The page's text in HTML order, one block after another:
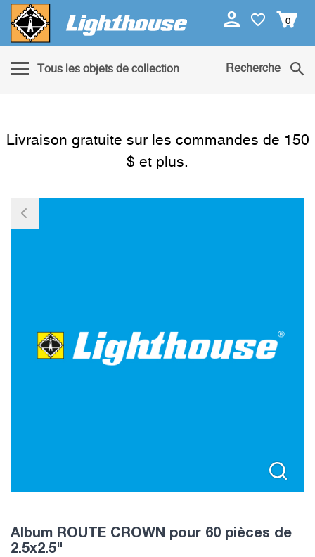
0
Tous les objets de collection Recherche
Livraison gratuite sur les commandes de 150
$ et plus.
Album ROUTE CROWN pour 60 pièces de
2.5x2.5"